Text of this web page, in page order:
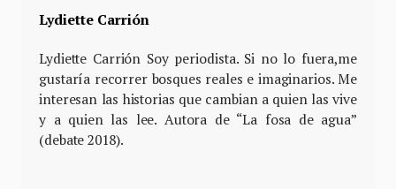
Lydiette Carrión
Lydiette Carrión Soy periodista. Si no lo fuera,me
gustaría recorrer bosques reales e imaginarios. Me
interesan las historias que cambian a quien las vive
y a quien las lee. Autora de “La fosa de agua”
(debate 2018).